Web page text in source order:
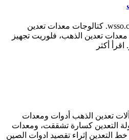
قائمة البلدان تعدين الذهب - wsso.cc. كتالوجات معدات تعدين
تعدين الذهب، فلوريت تجهيز
أكثر
تعدين الذهب أدوات ومعدات
التعدين كسارة تشققت، ومعدات
التعدين إثراء تقصيد ادوات الصين